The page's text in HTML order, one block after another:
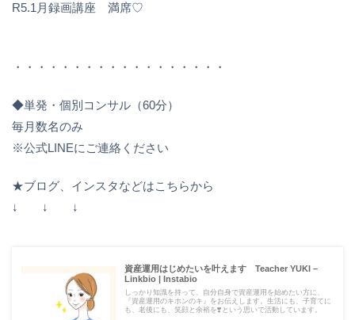
R5.1月録画講座 満席♡
・・・・・・・・・・・・・・・・・・
◆単発・個別コンサル（60分）
毎月数名のみ
※公式LINEにご連絡ください
★ブログ、インスタなどはこちらから
↓ ↓ ↓
資産運用はじめたいを叶えます Teacher YUKI –
Linkbio | Instabio
しっかり知識を持って、自分自身で資産運用を始めたい方に、
『資産運用のキホンのキ』をお伝えします。生活にも、子育てに
も、老後にも、笑顔と余裕を❣️という思いで活動しています。